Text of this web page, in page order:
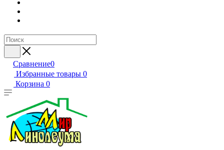
Сравнение0
Избранные товары 0
Корзина 0